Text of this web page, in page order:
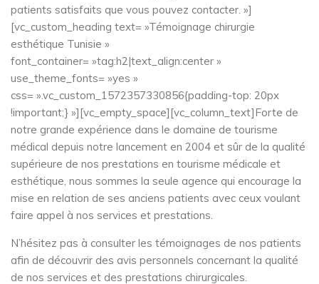
patients satisfaits que vous pouvez contacter. »]
[vc_custom_heading text= »Témoignage chirurgie
esthétique Tunisie »
font_container= »tag:h2|text_align:center »
use_theme_fonts= »yes »
css= ».vc_custom_1572357330856{padding-top: 20px
!important;} »][vc_empty_space][vc_column_text]Forte de
notre grande expérience dans le domaine de tourisme
médical depuis notre lancement en 2004 et sûr de la qualité
supérieure de nos prestations en tourisme médicale et
esthétique, nous sommes la seule agence qui encourage la
mise en relation de ses anciens patients avec ceux voulant
faire appel à nos services et prestations.
N’hésitez pas à consulter les témoignages de nos patients
afin de découvrir des avis personnels concernant la qualité
de nos services et des prestations chirurgicales.